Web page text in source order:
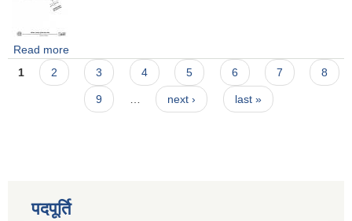
Read more
सम्बन्धि सूचना !
Pages
1 2 3 4 5 6 7 8
9 … next › last »
पदपूर्ति